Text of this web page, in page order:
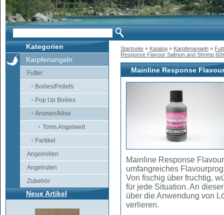
Kategorien
Karpfenangeln
Futter
Boilies/Pellets
Pop Up Boilies
Aromen/Mixe
Toms Angelwelt
Partikel
Angelrollen
Angelruten
Zubehör
Neue Artikel
Startseite » Katalog » Karpfenangeln »
Response Flavour Salmon and Shrimp
Mainline Response
Mainline Response
umfangreiches
Von fischig über fruchtig,
für jede Situation. An
über die Anwendung von
verlieren.